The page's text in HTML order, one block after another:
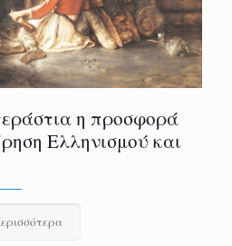
η προσφορά
Ελληνισμού και